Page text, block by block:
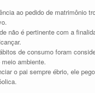
ao pedido de matrimônio
não é pertinente com a
de consumo foram
ambiente.
o pai sempre ébrio, ele